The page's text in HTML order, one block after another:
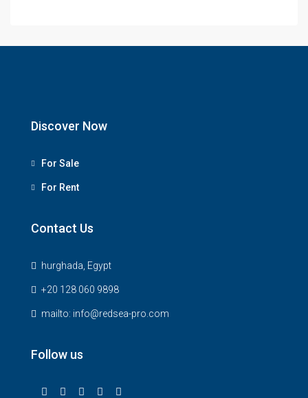
Discover Now
For Sale
For Rent
Contact Us
hurghada, Egypt
+20 128 060 9898
mailto: info@redsea-pro.com
Follow us